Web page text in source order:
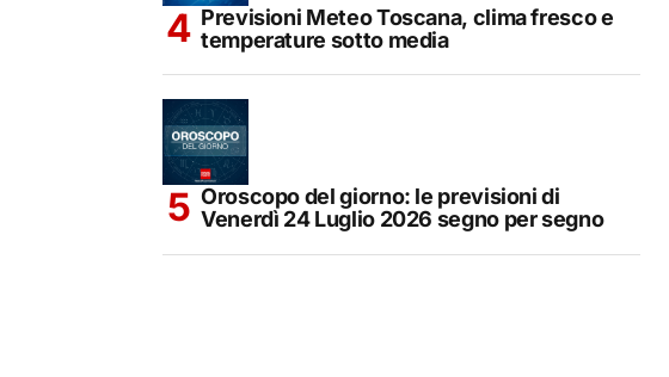
Previsioni Meteo Toscana, clima fresco e
temperature sotto media
Oroscopo del giorno: le previsioni di
Venerdì 24 Luglio 2026 segno per segno